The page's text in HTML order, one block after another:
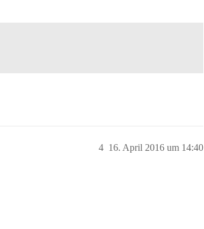
16. April 2016 um 14:40
4